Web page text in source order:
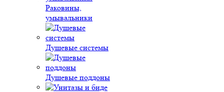
Раковины,
умывальники
Душевые системы
Душевые поддоны